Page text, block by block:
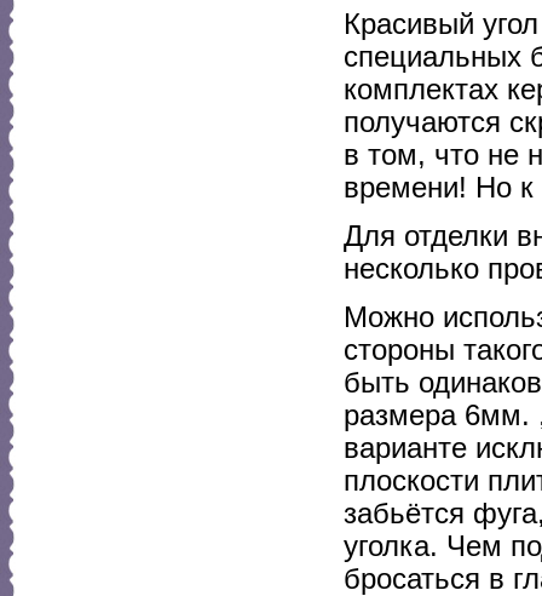
Красивый
специальных
комплектах
получаются
в том, что не
времени! Но
Для отделки
несколько
Можно
стороны
быть
размера 6мм.
варианте
плоскости
забьётся
уголка. Чем
бросаться в